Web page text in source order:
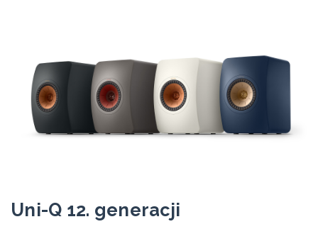
Uni-Q 12. generacji